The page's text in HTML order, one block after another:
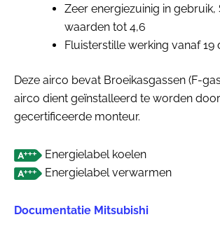
Zeer energiezuinig in gebruik,
waarden tot 4,6
Fluisterstille werking vanaf 19
Deze airco bevat Broeikasgassen (F-
airco dient geïnstalleerd te worden
gecertificeerde monteur.
Energielabel koelen
Energielabel verwarmen
Documentatie Mitsubishi